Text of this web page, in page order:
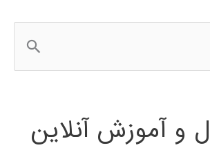
و آموزش آنلاین